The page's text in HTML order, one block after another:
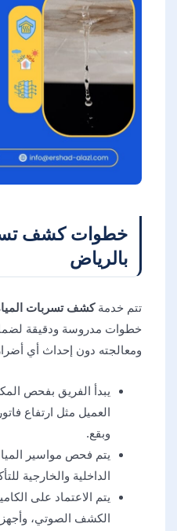
خطوات كشف
بالرياض
تتم خدمةكشف تسربات
خطوات مدروسة ودقيقة
ومعالجته دون إحداث أي
يبدأ الفريق بفحص
العميل مثل ارتفاع
وبقع.
يتم فحص مواسير
الداخلية والخارجية
يتم الاعتماد على
الكشف الصوتي،